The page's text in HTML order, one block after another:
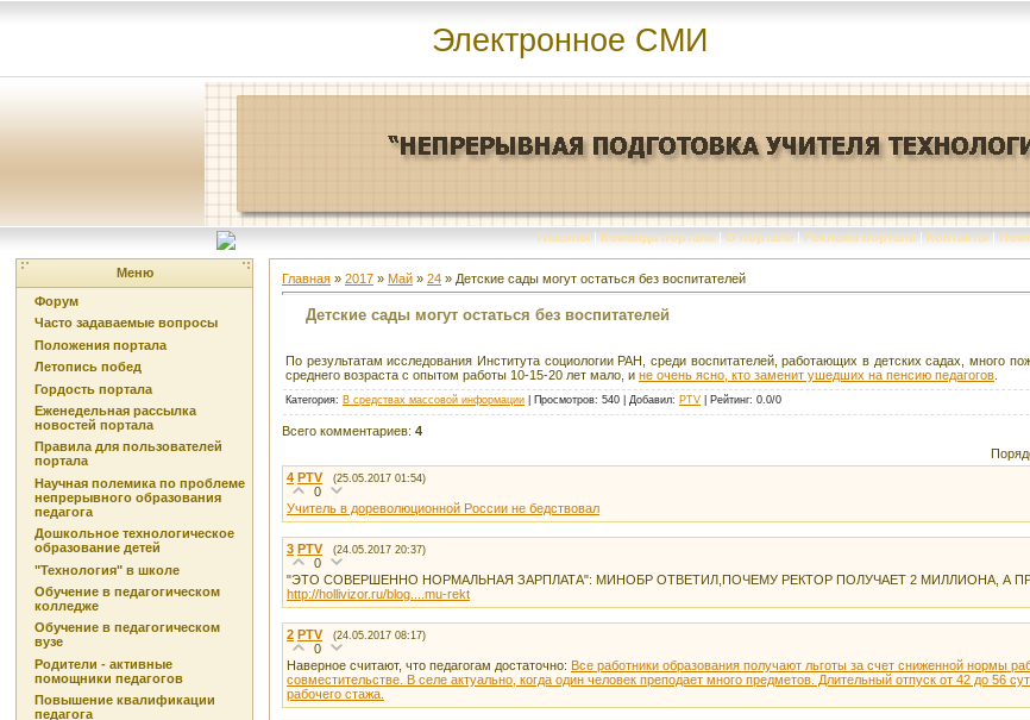
Электронное СМИ
Главная | Команда портала | О портале | Реклама портала | Контакты |
Меню
Форум
Часто задаваемые вопросы
Положения портала
Летопись побед
Гордость портала
Еженедельная рассылка
новостей портала
Правила для пользователей
портала
Научная полемика по проблеме
непрерывного образования
педагога
Дошкольное технологическое
образование детей
"Технология" в школе
Обучение в педагогическом
колледже
Обучение в педагогическом
вузе
Родители - активные
помощники педагогов
Повышение квалификации
педагога
Главная » 2017 » Май » 24 » Детские сады могут остаться без воспитателей
Детские сады могут остаться без воспитателей
По результатам исследования Института социологии РАН, среди воспитателей, работающих в детских садах, много
среднего возраста с опытом работы 10-15-20 лет мало, и не очень ясно, кто заменит ушедших на пенсию педагогов
Категория: В средствах массовой информации Просмотров: 540 | Добавил: PTV Рейтинг: 0.0/0
Всего комментариев: 4
4 PTV (25.05.2017 01:54)
0
Учитель в дореволюционной России не бедствовал
3 PTV (24.05.2017 20:37)
0
"ЭТО СОВЕРШЕННО НОРМАЛЬНАЯ ЗАРПЛАТА": МИНОБР ОТВЕТИЛ,ПОЧЕМУ РЕКТОР ПОЛУЧАЕТ 2 МИЛЛИОНА, А
http://hollivizor.ru/blog....mu-rekt
2 PTV (24.05.2017 08:17)
0
Наверное считают, что педагогам достаточно: Все работники образования получают льготы за счет сниженной нормы
совместительстве. В селе актуально, когда один человек преподает много предметов. Длительный отпуск от 42 до 56
рабочего стажа.